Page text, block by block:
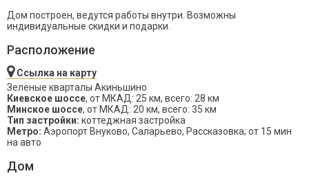
Дом построен, ведутся работы внутри. Возможны
индивидуальные скидки и подарки.
Расположение
Ссылка на карту
Зеленые кварталы Акиньшино
Киевское шоссе, от МКАД: 25 км, всего: 28 км
Минское шоссе, от МКАД: 20 км, всего: 35 км
Тип застройки: коттеджная застройка
Метро: Аэропорт Внуково, Саларьево, Рассказовка; от 15 мин
на авто
Дом